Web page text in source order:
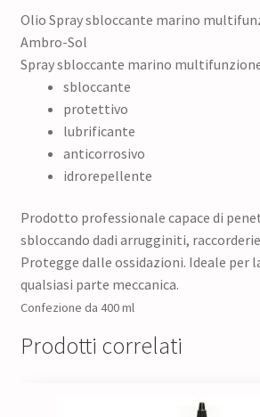
Olio Spray sbloccante marino
Ambro-Sol
Spray sbloccante marino
sbloccante
protettivo
lubrificante
anticorrosivo
idrorepellente
Prodotto professionale capace di
sbloccando dadi arrugginiti,
Protegge dalle ossidazioni. Ideale per
qualsiasi parte meccanica.
Confezione da 400 ml
Prodotti correlati